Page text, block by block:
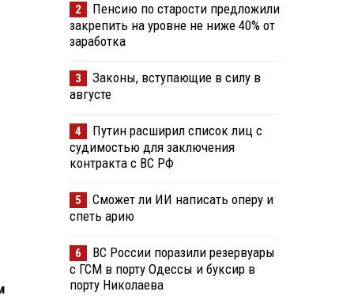
2
Пенсию по старости предложили
закрепить на уровне не ниже 40% от
заработка
3
Законы, вступающие в силу в
августе
4
Путин расширил список лиц с
судимостью для заключения
контракта с ВС РФ
5
Сможет ли ИИ написать оперу и
спеть арию
6
ВС России поразили резервуары
с ГСМ в порту Одессы и буксир в
порту Николаева